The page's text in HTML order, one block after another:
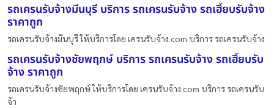
รถเครนรับจ้างมีนบุรี บริการ รถเครนรับจ้าง รถเฮี๊ยบรับจ้าง
ราคาถูก
รถเครนรับจ้างมีนบุรี ให้บริการโดย เครนรับจ้าง.com บริการ รถเครนรับจ้าง
รถเครนรับจ้างชัยพฤกษ์ บริการ รถเครนรับจ้าง รถเฮี๊ยบรับ
จ้าง ราคาถูก
รถเครนรับจ้างชัยพฤกษ์ ให้บริการโดย เครนรับจ้าง.com บริการ รถเครนรับ
จ้า